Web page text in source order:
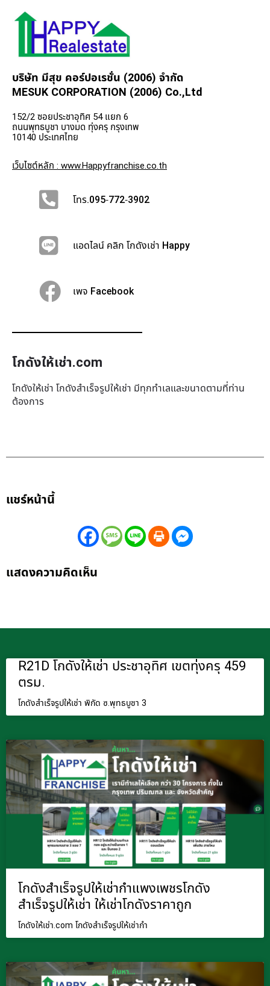
บริษัท มีสุข คอร์ปอเรชั่น (2006) จำกัด
MESUK CORPORATION (2006) Co.,Ltd
152/2 ซอยประชาอุทิศ 54 แยก 6
ถนนพุทธบูชา บางมด ทุ่งครุ กรุงเทพ
10140 ประเทศไทย
เว็บไซต์หลัก : www.Happyfranchise.co.th
โทร.095-772-3902
แอดไลน์ คลิก โกดังเช่า Happy
เพจ Facebook
โกดังให้เช่า.com
โกดังให้เช่า โกดังสำเร็จรูปให้เช่า มีทุกทำเล​และขนาดตามที่ท่าน
ต้องการ
แชร์หน้านี้
แสดงความคิดเห็น
R21D โกดังให้เช่า ประชาอุทิศ เขตทุ่งครุ 459
ตรม.
โกดังสำเร็จรูปให้เช่า พิกัด ซ.พุทธบูชา 3
โกดังสำเร็จรูปให้เช่ากำแพงเพชรโกดัง
สำเร็จรูปให้เช่า ให้เช่าโกดังราคาถูก
โกดังให้เช่า.com โกดังสำเร็จรูปให้เช่ากำ